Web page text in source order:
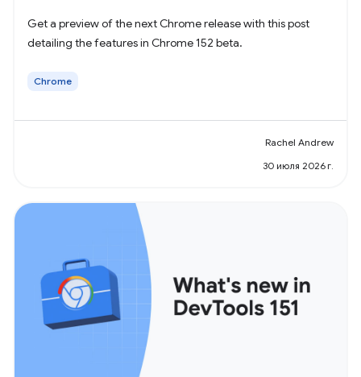
Get a preview of the next Chrome release with this post
detailing the features in Chrome 152 beta.
Chrome
Rachel Andrew
30 июля 2026 г.